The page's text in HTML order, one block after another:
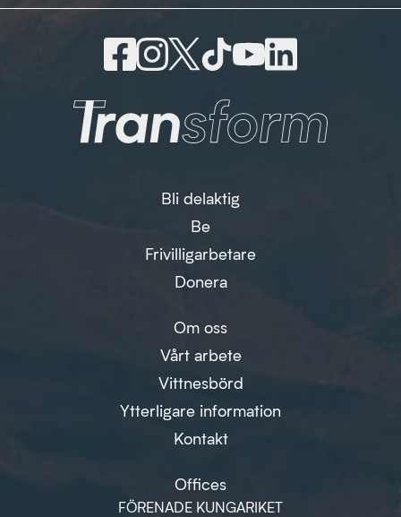
Bli delaktig
Be
Frivilligarbetare
Donera
Om oss
Vårt arbete
Vittnesbörd
Ytterligare information
Kontakt
Offices
FÖRENADE KUNGARIKET